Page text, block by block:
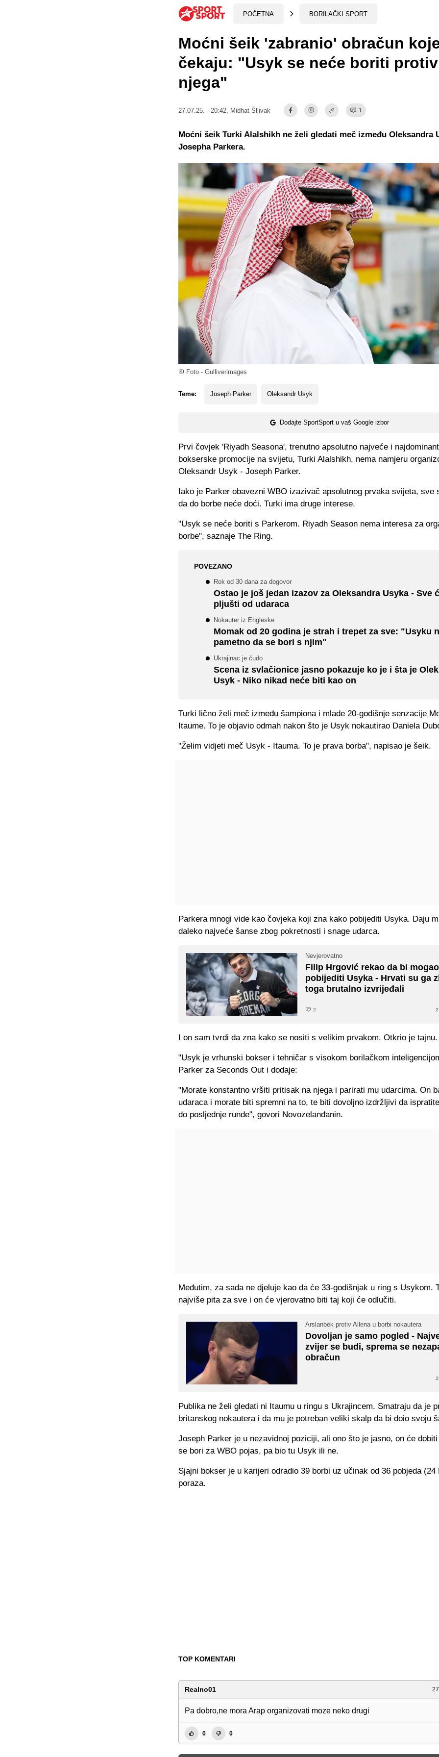
POČETNA BORILAČKI SPORT
Foto - Gulliverimages
Moćni šeik 'zabranio' obračun
čekaju: "Usyk se neće boriti protiv
njega"
27.07.25. - 20:42, Midhat Šljivak 1
Teme: Joseph Parker Oleksandr Usyk
Dodajte SportSport u vaš Google izbor
Moćni šeik Turki Alalshikh ne želi gledati meč između Oleksandra
Josepha Parkera.
Prvi čovjek 'Riyadh Seasona', trenutno apsolutno najveće i
bokserske promocije na svijetu, Turki Alalshikh, nema namjeru
Oleksandr Usyk - Joseph Parker.
Iako je Parker obavezni WBO izazivač apsolutnog prvaka svijeta, sve
da do borbe neće doći. Turki ima druge interese.
"Usyk se neće boriti s Parkerom. Riyadh Season nema interesa za
borbe", saznaje The Ring.
POVEZANO
Rok od 30 dana za dogovor
Ostao je još jedan izazov za Oleksandra Usyka - Sve
pljušti od udaraca
Nokauter iz Engleske
Momak od 20 godina je strah i trepet za sve: "Usyku
pametno da se bori s njim"
Ukrajinac je čudo
Scena iz svlačionice jasno pokazuje ko je i šta je
Usyk - Niko nikad neće biti kao on
Turki lično želi meč između šampiona i mlade 20-godišnje senzacije
Itaume. To je objavio odmah nakon što je Usyk nokautirao Daniela
"Želim vidjeti meč Usyk - Itauma. To je prava borba", napisao je šeik.
Parkera mnogi vide kao čovjeka koji zna kako pobijediti Usyka. Daju
daleko najveće šanse zbog pokretnosti i snage udarca.
Nevjerovatno
Filip Hrgović rekao da bi mogao
pobijediti Usyka - Hrvati su ga
toga brutalno izvrijeđali
2
I on sam tvrdi da zna kako se nositi s velikim prvakom. Otkrio je tajnu.
"Usyk je vrhunski bokser i tehničar s visokom borilačkom
Parker za Seconds Out i dodaje:
"Morate konstantno vršiti pritisak na njega i parirati mu udarcima. On
udaraca i morate biti spremni na to, te biti dovoljno izdržljivi da
do posljednje runde", govori Novozelanđanin.
Međutim, za sada ne djeluje kao da će 33-godišnjak u ring s Usykom.
najviše pita za sve i on će vjerovatno biti taj koji će odlučiti.
Arslanbek protiv Allena u borbi nokautera
Dovoljan je samo pogled -
zvijer se budi, sprema se
obračun
Publika ne želi gledati ni Itaumu u ringu s Ukrajincem. Smatraju da je
britanskog nokautera i da mu je potreban veliki skalp da bi doio svoju
Joseph Parker je u nezavidnoj poziciji, ali ono što je jasno, on će
se bori za WBO pojas, pa bio tu Usyk ili ne.
Sjajni bokser je u karijeri odradio 39 borbi uz učinak od 36 pobjeda (24
poraza.
TOP KOMENTARI
Realno01
Pa dobro,ne mora Arap organizovati moze neko drugi
0 0